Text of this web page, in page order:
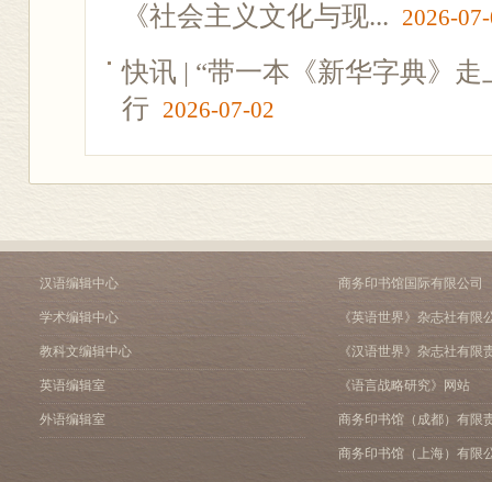
《社会主义文化与现... 2026-
快讯 | “带一本《新华字典》
行 2026-07-02
汉语编辑中心
学术编辑中心
教科文编辑中心
英语编辑室
外语编辑室
商务印书馆国际有限公司
《英语世界》杂志社有限
《汉语世界》杂志社有限
《语言战略研究》网站
商务印书馆（成都）有限
商务印书馆（上海）有限